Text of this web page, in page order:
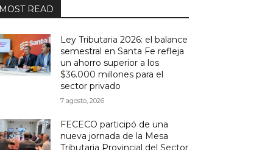
READ
Ley Tributaria 2026: el balance
semestral en Santa Fe refleja
un ahorro superior a los
$36.000 millones para el
sector privado
7 agosto, 2026
FECECO participó de una
nueva jornada de la Mesa
Tributaria Provincial del Sector